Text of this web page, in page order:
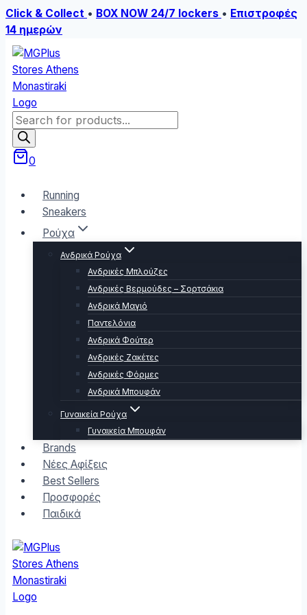
Click & Collect • BOX NOW 24/7 lockers • Επιστροφές
14 ημερών
Skip
to
content
Products
search
0
Running
Sneakers
Ρούχα
Ανδρικά Ρούχα
Ανδρικές Μπλούζες
Ανδρικές Βερμούδες – Σορτσάκια
Ανδρικά Μαγιό
Παντελόνια
Ανδρικά Φούτερ
Ανδρικές Ζακέτες
Ανδρικές Φόρμες
Ανδρικά Μπουφάν
Γυναικεία Ρούχα
Γυναικεία Μπουφάν
Brands
Νέες Αφίξεις
Best Sellers
Προσφορές
Παιδικά